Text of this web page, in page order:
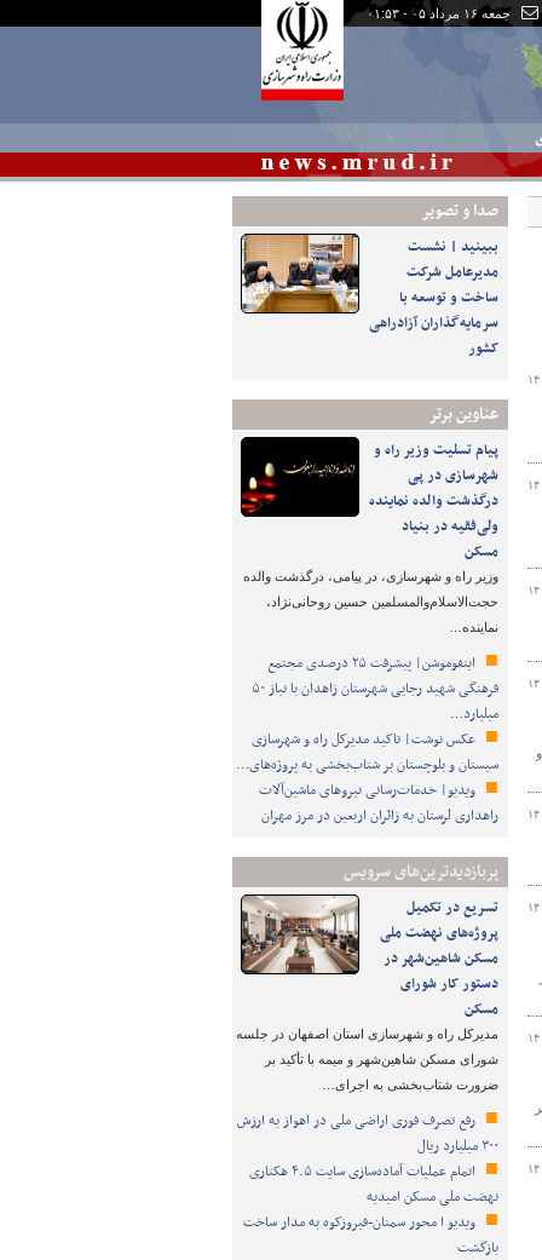
جمعه ۱۶ مرداد ۰۵ - ۰۱:۵۳
صدا و تصوير
ببینید | نشست
مدیرعامل شرکت
ساخت و توسعه با
سرمایه‌گذاران آزادراهی
کشور
عناوین برتر
پیام تسلیت وزیر راه و
شهرسازی در پی
درگذشت والده نماینده
ولی‌فقیه در بنیاد
مسکن
وزیر راه و شهرسازی، در پیامی، درگذشت والده
حجت‌الاسلام‌والمسلمین حسین روحانی‌نژاد،
نماینده…
اینفوموشن| پیشرفت ۲۵ درصدی مجتمع
فرهنگی شهید رجایی شهرستان زاهدان با نیاز ۵۰
میلیارد…
عکس نوشت| تاکید مدیرکل راه و شهرسازی
سیستان و بلوچستان بر شتاب‌بخشی به پروژه‌های…
ویدیو| خدمات‌رسانی نیروهای ماشین‌آلات
راهداری لرستان به زائران اربعین در مرز مهران
پربازدیدترین‌های سرویس
تسریع در تکمیل
پروژه‌های نهضت ملی
مسکن شاهین‌شهر در
دستور کار شورای
مسکن
مدیرکل راه و شهرسازی استان اصفهان در جلسه
شورای مسکن شاهین‌شهر و میمه با تأکید بر
ضرورت شتاب‌بخشی به اجرای…
رفع تصرف فوری اراضی ملی در اهواز به ارزش
۳۰۰ میلیارد ریال
اتمام عملیات آماده‌سازی سایت ۴.۵ هکتاری
نهضت ملی مسکن امیدیه
ویدیو ا محور سمنان-فیروزکوه به مدار ساخت
بازگشت